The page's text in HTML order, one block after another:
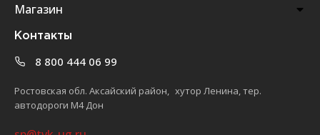
Магазин
Контакты
8 800 444 06 99
Ростовская обл. Аксайский район, хутор Ленина, тер.
автодороги М4 Дон